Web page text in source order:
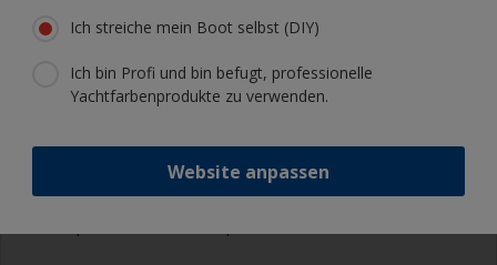
oberhalb oder unterhalb der Wasserlinie
aufgetragen wird.
3.1 Für kleine Reparaturen
Verwenden Sie einen Pinsel oder eine Rolle von
geeigneter Größe, die der Größe der
Ich streiche mein Boot selbst (DIY)
Ich bin Profi und bin befugt, professionelle
Yachtfarbenprodukte zu verwenden.
Website anpassen